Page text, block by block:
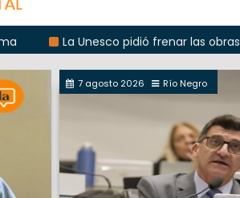
La Unesco pidió frenar las obras del
7 agosto 2026 Río Negro